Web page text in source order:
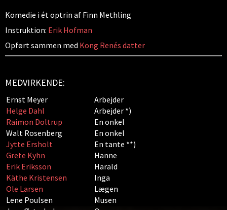
Komedie i ét optrin af Finn Methling
Instruktion: Erik Hofman
Opført sammen med Kong Renés datter
MEDVIRKENDE:
Ernst Meyer
Arbejder
Helge Dahl
Arbejder *)
Raimon Doltrup
En onkel
Walt Rosenberg
En onkel
Jytte Ersholt
En tante **)
Grete Kyhn
Hanne
Erik Eriksson
Harald
Käthe Kristensen
Inga
Ole Larsen
Lægen
Lene Poulsen
Musen